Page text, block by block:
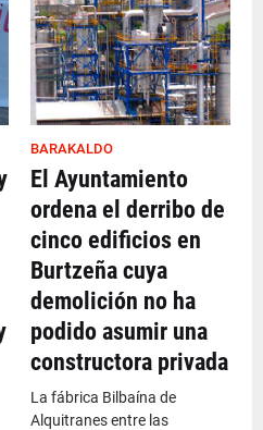
BARAKALDO
El Ayuntamiento
ordena el derribo de
cinco edificios en
Burtzeña cuya
demolición no ha
podido asumir una
constructora privada
La fábrica Bilbaína de
Alquitranes entre las